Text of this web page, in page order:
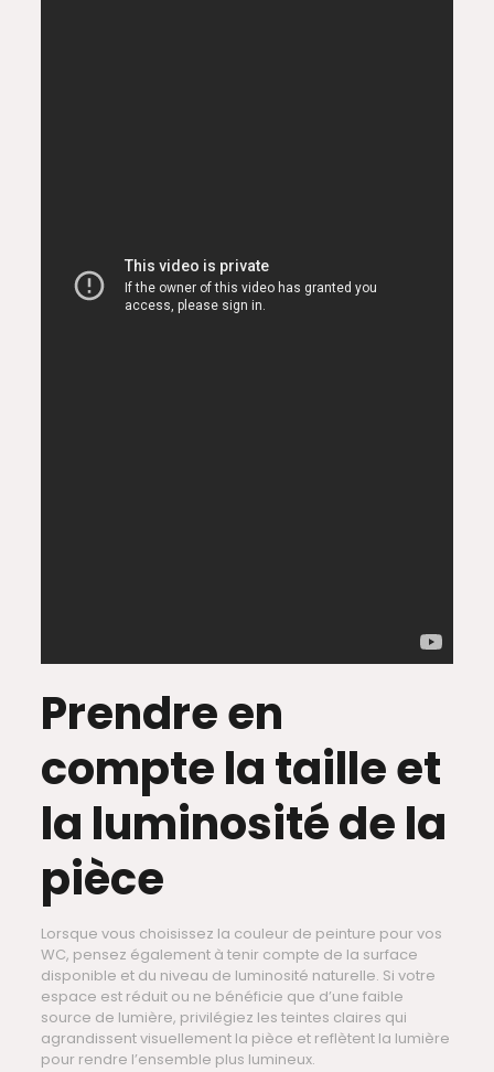
Prendre en
compte la taille et
la luminosité de la
pièce
Lorsque vous choisissez la couleur de peinture pour vos
WC, pensez également à tenir compte de la surface
disponible et du niveau de luminosité naturelle. Si votre
espace est réduit ou ne bénéficie que d’une faible
source de lumière, privilégiez les teintes claires qui
agrandissent visuellement la pièce et reflètent la lumière
pour rendre l’ensemble plus lumineux.